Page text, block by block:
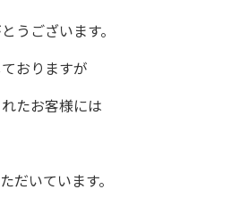
うございます。
おりますが
たお客様には
だいています。